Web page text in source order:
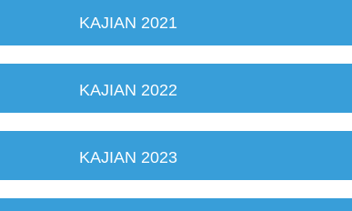
KAJIAN 2021
KAJIAN 2022
KAJIAN 2023